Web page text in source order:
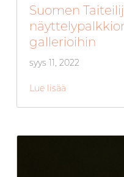
Suomen
gallerioihin
syys 11, 2022
Lue lisää